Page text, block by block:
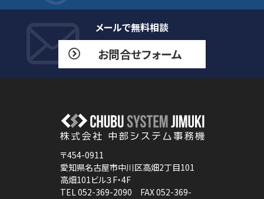
メールで無料相談
お問合せフォーム
〒454-0911
愛知県名古屋市中川区高畑2丁目101
高畑101ビル３F・4F
TEL 052-369-2090 FAX 052-369-